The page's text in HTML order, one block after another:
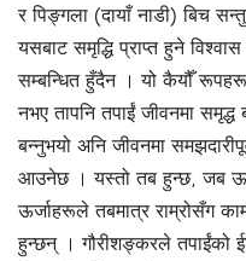
र पिङ्गला (दायाँ नाडी) बिच
यसबाट समृद्धि प्राप्त हुने
सम्बन्धित हुँदैन । यो कैयौँ
नभए तापनि तपाईं जीवनमा
बन्नुभयो अनि जीवनमा
आउनेछ । यस्तो तब हुन्छ, जब
ऊर्जाहरूले तबमात्र राम्रोसँग
हुन्छन् । गौरीशङ्करले तपाईंको